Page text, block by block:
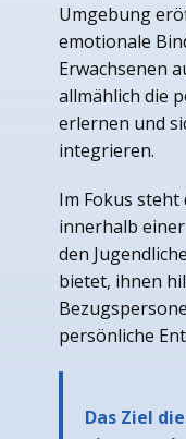
Umgebung
emotionale
Erwachsenen
allmählich die
erlernen und
integrieren.
Im Fokus
innerhalb
den
bietet, ihnen
persönliche
Das Ziel